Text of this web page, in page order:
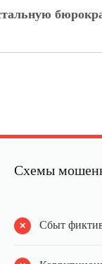
Схемы
Сбыт